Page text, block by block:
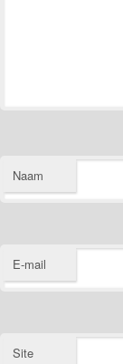
Naam
E-mail
Site